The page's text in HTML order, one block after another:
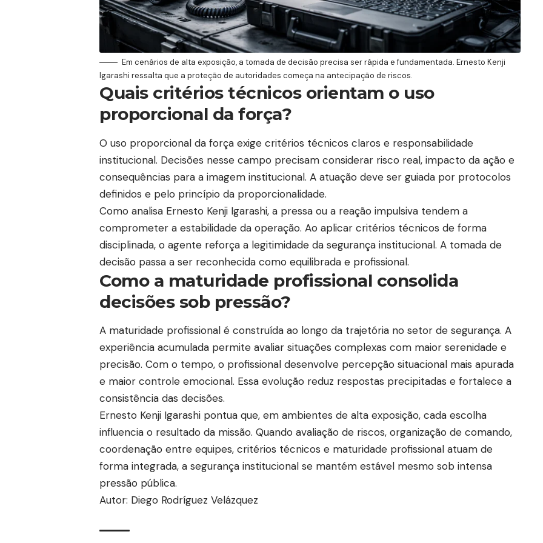
Em cenários de alta exposição, a tomada de decisão precisa ser rápida e fundamentada. Ernesto Kenji
Igarashi ressalta que a proteção de autoridades começa na antecipação de riscos.
Quais critérios técnicos orientam o uso
proporcional da força?
O uso proporcional da força exige critérios técnicos claros e responsabilidade
institucional. Decisões nesse campo precisam considerar risco real, impacto da ação e
consequências para a imagem institucional. A atuação deve ser guiada por protocolos
definidos e pelo princípio da proporcionalidade.
Como analisa Ernesto Kenji Igarashi, a pressa ou a reação impulsiva tendem a
comprometer a estabilidade da operação. Ao aplicar critérios técnicos de forma
disciplinada, o agente reforça a legitimidade da segurança institucional. A tomada de
decisão passa a ser reconhecida como equilibrada e profissional.
Como a maturidade profissional consolida
decisões sob pressão?
A maturidade profissional é construída ao longo da trajetória no setor de segurança. A
experiência acumulada permite avaliar situações complexas com maior serenidade e
precisão. Com o tempo, o profissional desenvolve percepção situacional mais apurada
e maior controle emocional. Essa evolução reduz respostas precipitadas e fortalece a
consistência das decisões.
Ernesto Kenji Igarashi pontua que, em ambientes de alta exposição, cada escolha
influencia o resultado da missão. Quando avaliação de riscos, organização de comando,
coordenação entre equipes, critérios técnicos e maturidade profissional atuam de
forma integrada, a segurança institucional se mantém estável mesmo sob intensa
pressão pública.
Autor: Diego Rodríguez Velázquez